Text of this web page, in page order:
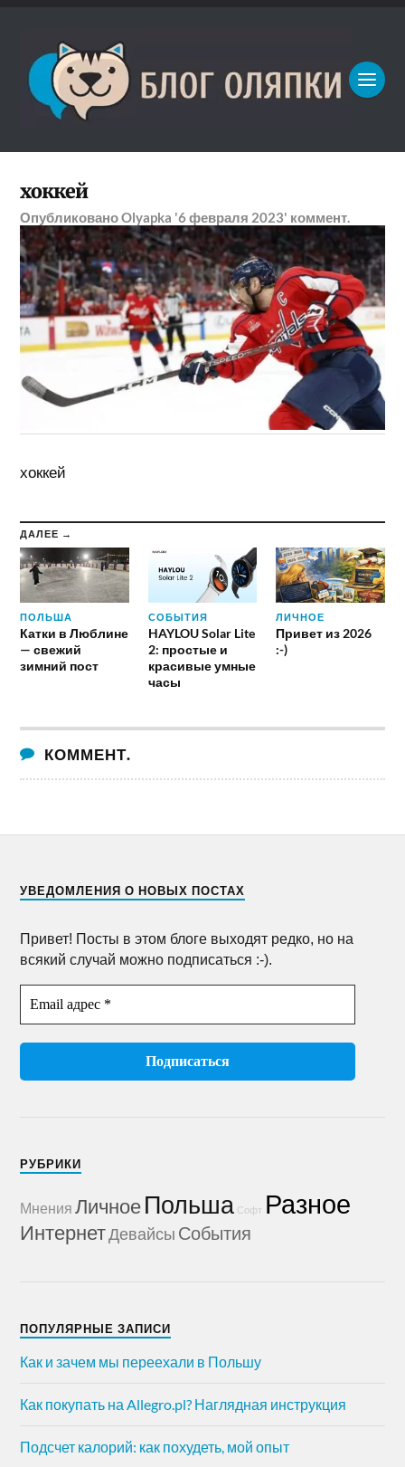
хоккей
ОпубликованоOlyapka '6 февраля 2023' коммент.
хоккей
ДАЛЕЕ →
ПОЛЬША
Катки в Люблине
— свежий
зимний пост
СОБЫТИЯ
HAYLOU Solar Lite
2: простые и
красивые умные
часы
ЛИЧНОЕ
Привет из 2026
:-)
КОММЕНТ.
УВЕДОМЛЕНИЯ О НОВЫХ ПОСТАХ
Привет! Посты в этом блоге выходят редко, но на
всякий случай можно подписаться :-).
РУБРИКИ
Мнения ЛичноеПольша Софт Разное
ИнтернетДевайсы События
ПОПУЛЯРНЫЕ ЗАПИСИ
Как и зачем мы переехали в Польшу
Как покупать на Allegro.pl? Наглядная инструкция
Подсчет калорий: как похудеть, мой опыт